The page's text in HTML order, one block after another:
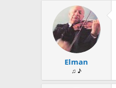
Elman
♫ ♪